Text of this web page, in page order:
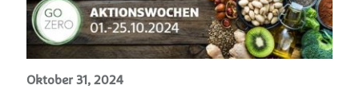
Oktober 31, 2024